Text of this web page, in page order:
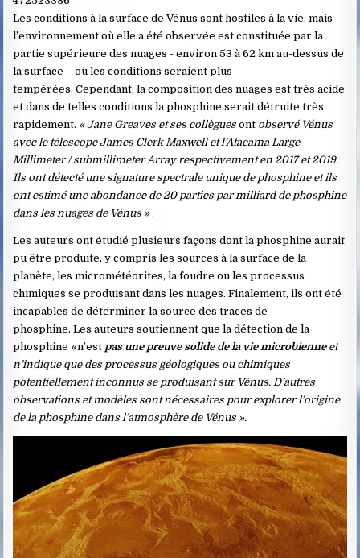
Les conditions à la surface de Vénus sont hostiles à la vie, mais
l’environnement où elle a été observée est constituée par la
partie supérieure des nuages ​​- environ 53 à 62 km au-dessus de
la surface – où les conditions seraient plus
tempérées. Cependant, la composition des nuages ​​est très acide
et dans de telles conditions la phosphine serait détruite très
rapidement. « Jane Greaves et ses collègues ont observé Vénus
avec le télescope James Clerk Maxwell et l’Atacama Large
Millimeter / submillimeter Array respectivement en 2017 et 2019.
Ils ont détecté une signature spectrale unique de phosphine et ils
ont estimé une abondance de 20 parties par milliard de phosphine
dans les nuages ​​de Vénus ».
Les auteurs ont étudié plusieurs façons dont la phosphine aurait
pu être produite, y compris les sources à la surface de la
planète, les micrométéorites, la foudre ou les processus
chimiques se produisant dans les nuages. Finalement, ils ont été
incapables de déterminer la source des traces de
phosphine. Les auteurs soutiennent que la détection de la
phosphine «n’est pas une preuve solide de la vie microbienne et
n’indique que des processus géologiques ou chimiques
potentiellement inconnus se produisant sur Vénus. D’autres
observations et modèles sont nécessaires pour explorer l’origine
de la phosphine dans l’atmosphère de Vénus ».